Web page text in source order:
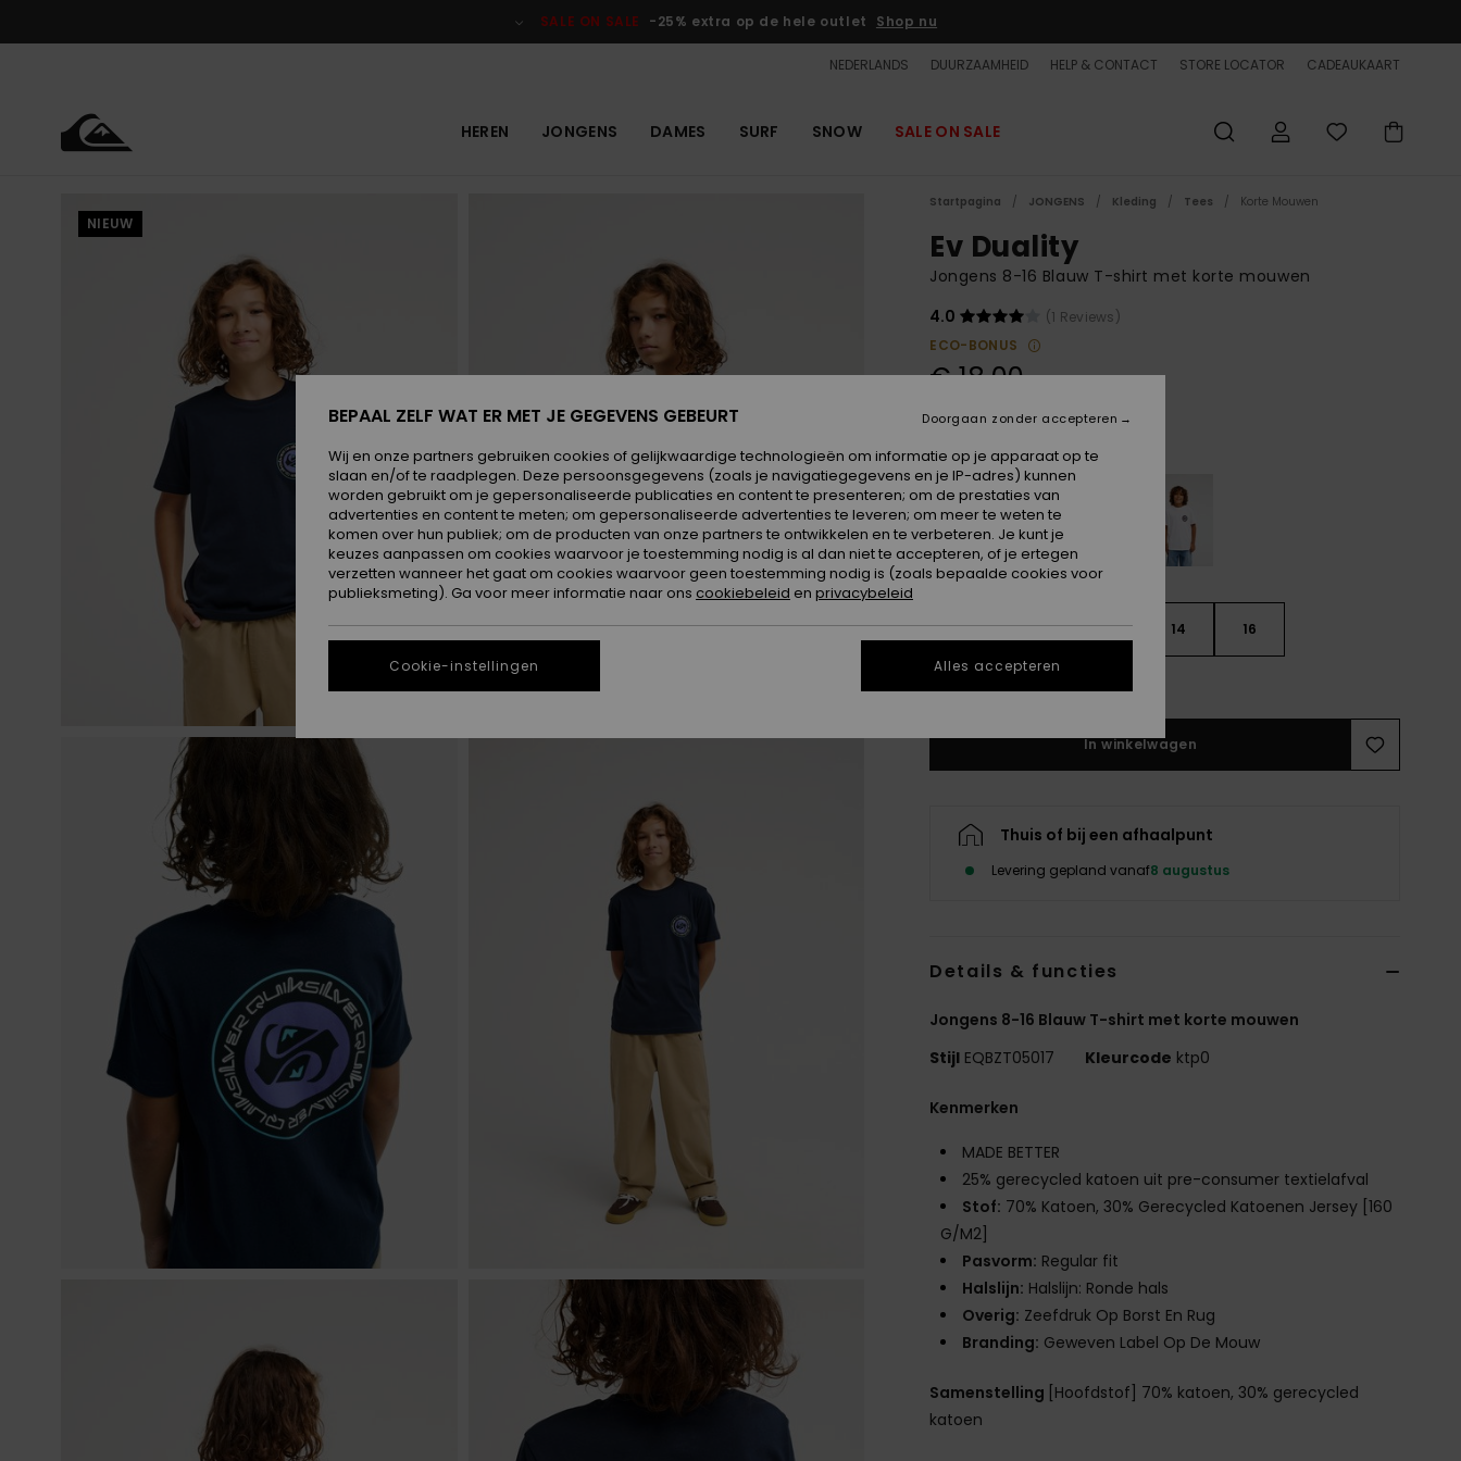
SALE ON SALE -25% extra op de hele outlet Shop nu
NEDERLANDS DUURZAAMHEID HELP & CONTACT STORE LOCATOR CADEAUKAART
HEREN JONGENS DAMES SURF SNOW SALE ON SALE
NIEUW
Startpagina JONGENS Kleding Tees Korte Mouwen
Ev Duality
Jongens 8-16 Blauw T-shirt met korte mouwen
4.0
(1 Reviews)
ECO-BONUS
€ 18,00
8 10 12 14 16
In winkelwagen
Thuis of bij een afhaalpunt
Levering gepland vanaf8 augustus
Details & functies
Jongens 8-16 Blauw T-shirt met korte mouwen
Stijl EQBZT05017 Kleurcode ktp0
Kenmerken
MADE BETTER
25% gerecycled katoen uit pre-consumer textielafval
Stof: 70% Katoen, 30% Gerecycled Katoenen Jersey [160
G/M2]
Pasvorm: Regular fit
Halslijn: Halslijn: Ronde hals
Overig: Zeefdruk Op Borst En Rug
Branding: Geweven Label Op De Mouw
Samenstelling [Hoofdstof] 70% katoen, 30% gerecycled
katoen
BEPAAL ZELF WAT ER MET JE GEGEVENS GEBEURT
Wij en onze partners gebruiken cookies of gelijkwaardige technologieën om informatie op je apparaat op te
slaan en/of te raadplegen. Deze persoonsgegevens (zoals je navigatiegegevens en je IP-adres) kunnen
worden gebruikt om je gepersonaliseerde publicaties en content te presenteren; om de prestaties van
advertenties en content te meten; om gepersonaliseerde advertenties te leveren; om meer te weten te
komen over hun publiek; om de producten van onze partners te ontwikkelen en te verbeteren. Je kunt je
keuzes aanpassen om cookies waarvoor je toestemming nodig is al dan niet te accepteren, of je ertegen
verzetten wanneer het gaat om cookies waarvoor geen toestemming nodig is (zoals bepaalde cookies voor
publieksmeting). Ga voor meer informatie naar ons cookiebeleid en privacybeleid
Cookie-instellingen
Doorgaan zonder accepteren
Alles accepteren